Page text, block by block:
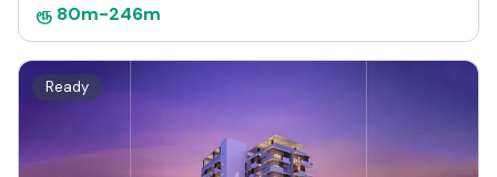
ரூ 80m-246m
Ready